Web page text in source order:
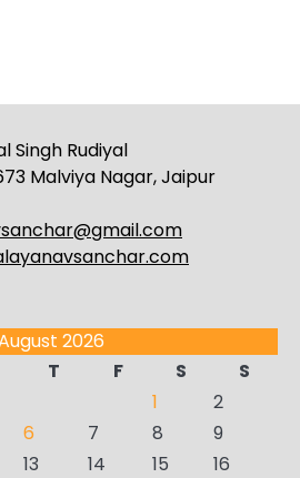
Singh Rudiyal
Malviya Nagar, Jaipur
2026
T F S
S
1
2
6 7 8
9
13 14 15
16